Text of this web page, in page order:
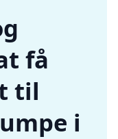
få
til
i